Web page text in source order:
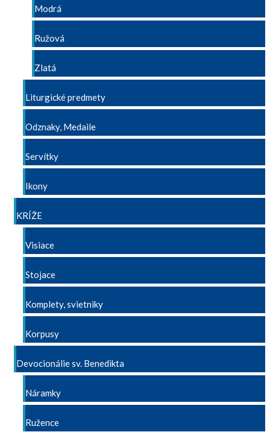
Modrá
Ružová
Zlatá
Liturgické predmety
Odznaky, Medaile
Servítky
Ikony
KRÍŽE
Visiace
Stojace
Komplety, svietniky
Korpusy
Devocionálie sv. Benedikta
Náramky
Ružence